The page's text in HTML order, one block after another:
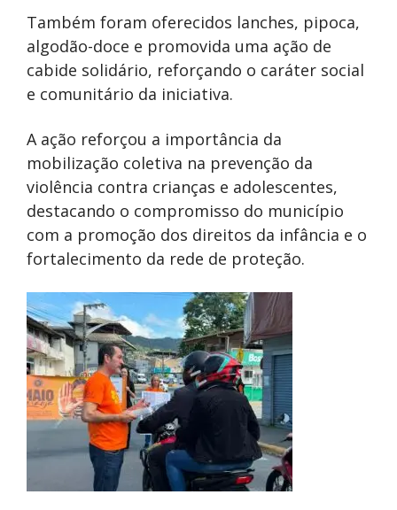
Também foram oferecidos lanches, pipoca,
algodão-doce e promovida uma ação de
cabide solidário, reforçando o caráter social
e comunitário da iniciativa.
A ação reforçou a importância da
mobilização coletiva na prevenção da
violência contra crianças e adolescentes,
destacando o compromisso do município
com a promoção dos direitos da infância e o
fortalecimento da rede de proteção.